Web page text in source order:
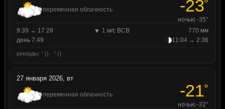
переменная облачность -23°
ночью -35°
9:39 → 17:28
1 м/с ВСВ
770 мм
день 7:49
11:04 → 2:36
рекорды: ° () · ° ()
27 января 2026, вт
переменная облачность -21°
ночью -32°